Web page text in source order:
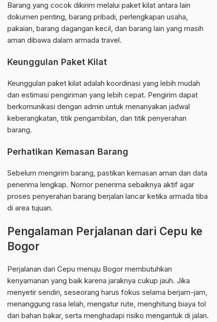
Barang yang cocok dikirim melalui paket kilat antara lain
dokumen penting, barang pribadi, perlengkapan usaha,
pakaian, barang dagangan kecil, dan barang lain yang masih
aman dibawa dalam armada travel.
Keunggulan Paket Kilat
Keunggulan paket kilat adalah koordinasi yang lebih mudah
dan estimasi pengiriman yang lebih cepat. Pengirim dapat
berkomunikasi dengan admin untuk menanyakan jadwal
keberangkatan, titik pengambilan, dan titik penyerahan
barang.
Perhatikan Kemasan Barang
Sebelum mengirim barang, pastikan kemasan aman dan data
penerima lengkap. Nomor penerima sebaiknya aktif agar
proses penyerahan barang berjalan lancar ketika armada tiba
di area tujuan.
Pengalaman Perjalanan dari Cepu ke
Bogor
Perjalanan dari Cepu menuju Bogor membutuhkan
kenyamanan yang baik karena jaraknya cukup jauh. Jika
menyetir sendiri, seseorang harus fokus selama berjam-jam,
menanggung rasa lelah, mengatur rute, menghitung biaya tol
dan bahan bakar, serta menghadapi risiko mengantuk di jalan.